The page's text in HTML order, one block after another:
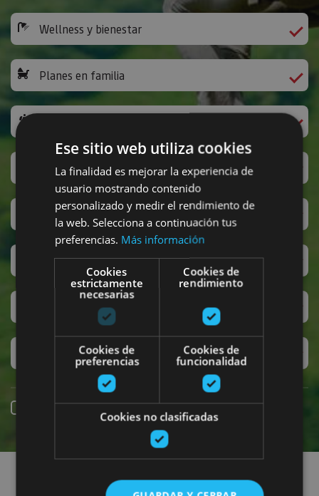
Wellness y bienestar
Planes en familia
Ocio y diversión
San Fermín
Accesibilidad
Turismo regenerativo
Experiencias exclusivas
Reserva online
Encuentra planes
Ese sitio web utiliza cookies
La finalidad es mejorar la experiencia de
usuario mostrando contenido
personalizado y medir el rendimiento de
la web. Selecciona a continuación tus
preferencias. Más información
Cookies
estrictamente
necesarias
Cookies de
rendimiento
Cookies de
preferencias
Cookies de
funcionalidad
Cookies no clasificadas